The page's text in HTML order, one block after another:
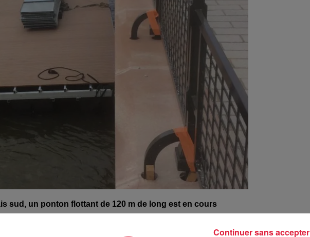
sud, un ponton flottant de 120 m de long est en cours
Continuer sans accepter